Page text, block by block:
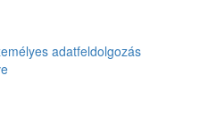
adatfeldolgozás